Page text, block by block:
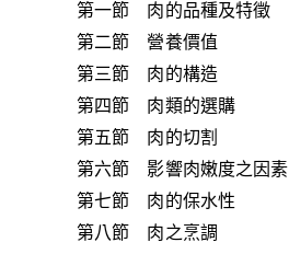
第一節 肉的品種及特徵
第二節 營養價值
第三節 肉的構造
第四節 肉類的選購
第五節 肉的切割
第六節 影響肉嫩度之因素
第七節 肉的保水性
第八節 肉之烹調